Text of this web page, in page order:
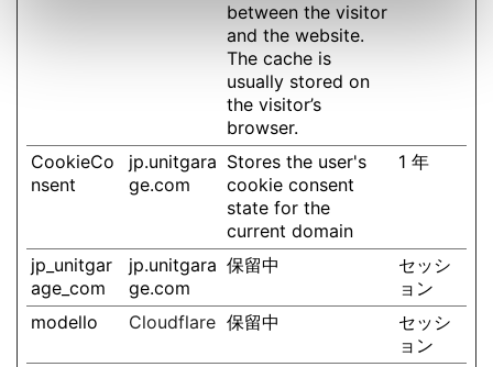
between the visitor
and the website.
The cache is
usually stored on
the visitor’s
browser.
CookieCo
nsent
jp.unitgara
ge.com
Stores the user's
cookie consent
state for the
current domain
1 年
jp_unitgar
age_com
jp.unitgara
ge.com
保留中
セッシ
ョン
modello
Cloudflare 保留中
セッシ
ョン